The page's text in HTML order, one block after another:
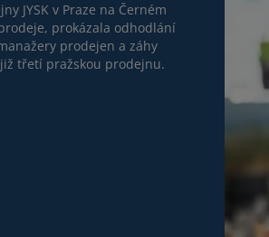
JYSK v Praze na Černém
prokázala odhodlání
prodejen a záhy
třetí pražskou prodejnu.